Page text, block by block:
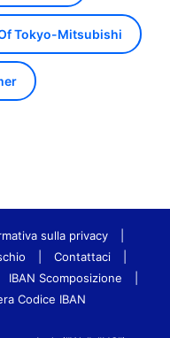
Tokyo-Mitsubishi
sulla privacy
Contattaci
IBAN Scomposizione
Codice IBAN